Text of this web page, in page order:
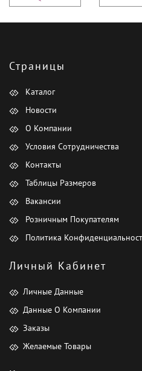
Страницы
Каталог
Новости
О Компании
Условия Сотрудничества
Контакты
Таблицы Размеров
Вакансии
Розничным Покупателям
Политика
Личный Кабинет
Личные Данные
Данные О Компании
Заказы
Желаемые Товары